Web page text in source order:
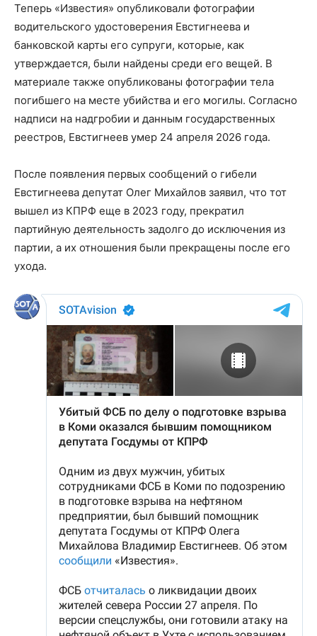
Теперь «Известия» опубликовали фотографии
водительского удостоверения Евстигнеева и
банковской карты его супруги, которые, как
утверждается, были найдены среди его вещей. В
материале также опубликованы фотографии тела
погибшего на месте убийства и его могилы. Согласно
надписи на надгробии и данным государственных
реестров, Евстигнеев умер 24 апреля 2026 года.
После появления первых сообщений о гибели
Евстигнеева депутат Олег Михайлов заявил, что тот
вышел из КПРФ еще в 2023 году, прекратил
партийную деятельность задолго до исключения из
партии, а их отношения были прекращены после его
ухода.